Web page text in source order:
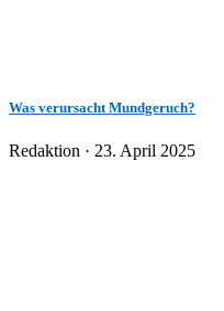
Was verursacht Mundgeruch?
Redaktion · Veröffentlicht
23. April 2025